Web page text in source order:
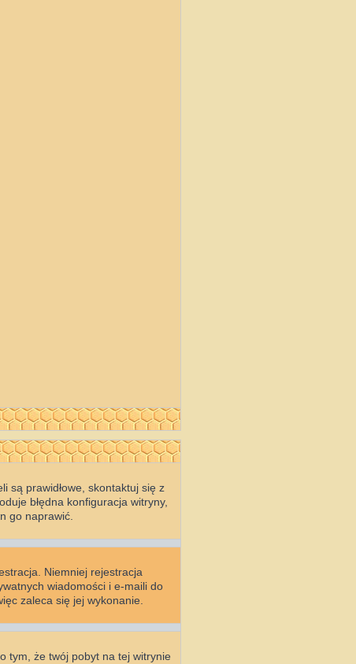
są prawidłowe, skontaktuj się z
błędna konfiguracja witryny,
go naprawić.
Niemniej rejestracja
wiadomości i e-maili do
zaleca się jej wykonanie.
tym, że twój pobyt na tej witrynie